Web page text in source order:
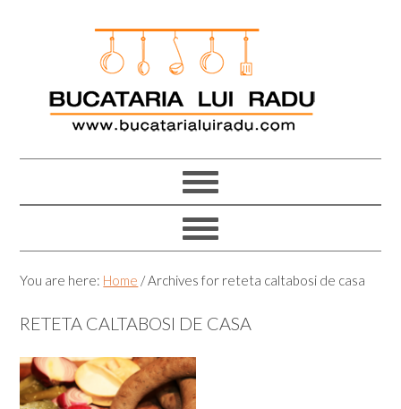
You are here: Home /Archives for reteta caltabosi de casa
RETETA CALTABOSI DE CASA